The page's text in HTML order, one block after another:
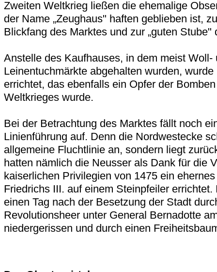
Zweiten Weltkrieg ließen die ehemalige
der Name „Zeughaus" haften geblieben ist,
Blickfang des Marktes und zur „guten Stube"
Anstelle des Kaufhauses, in dem meist Woll-
Leinentuchmärkte abgehalten wurden,
errichtet, das ebenfalls ein Opfer der
Weltkrieges wurde.
Bei der Betrachtung des Marktes fällt noch
Linienführung auf. Denn die Nordwestecke
allgemeine Fluchtlinie an, sondern liegt
hatten nämlich die Neusser als Dank für die
kaiserlichen Privilegien von 1475 ein
Friedrichs III. auf einem Steinpfeiler
einen Tag nach der Besetzung der Stadt
Revolutionsheer unter General Bernadotte
niedergerissen und durch einen